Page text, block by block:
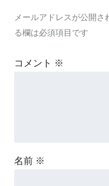
メールアドレスが公開さ
る欄は必須項目です
コメント ※
名前 ※